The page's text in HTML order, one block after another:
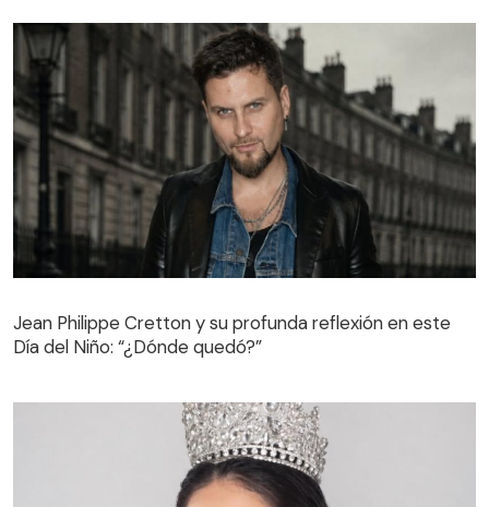
Jean Philippe Cretton y su profunda reflexión en este
Día del Niño: “¿Dónde quedó?”